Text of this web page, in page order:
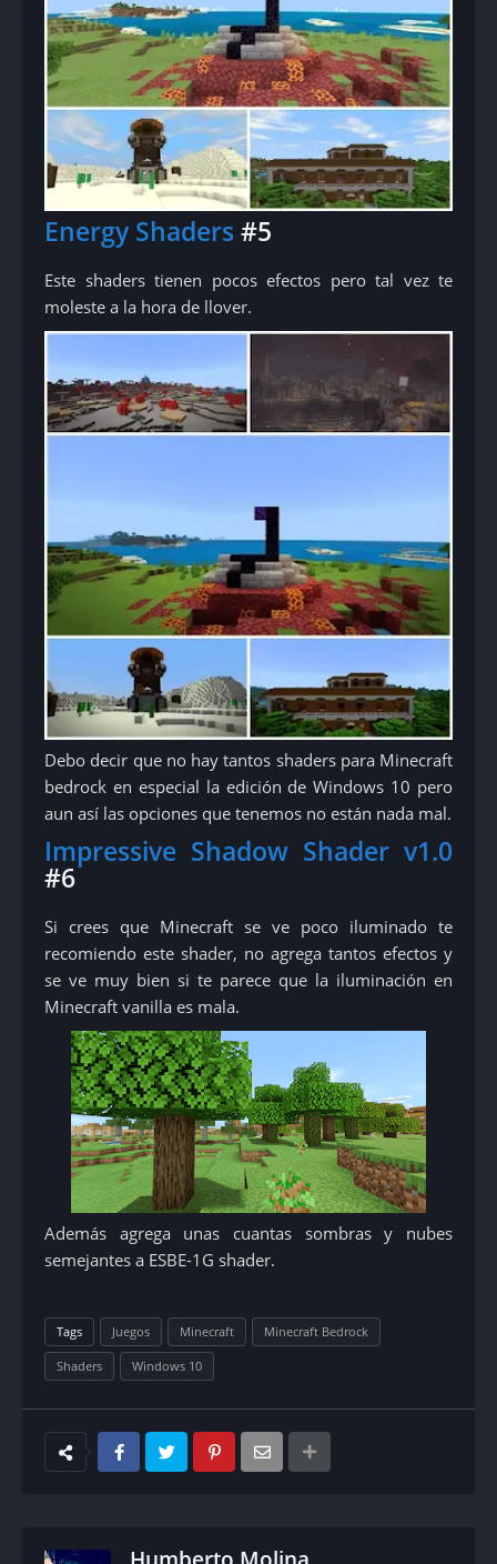
Energy Shaders#5
Este shaders tienen pocos efectos pero tal vez te
moleste a la hora de llover.
Debo decir que no hay tantos shaders para Minecraft
bedrock en especial la edición de Windows 10 pero
aun así las opciones que tenemos no están nada mal.
Impressive Shadow Shader v1.0
#6
Si crees que Minecraft se ve poco iluminado te
recomiendo este shader, no agrega tantos efectos y
se ve muy bien si te parece que la iluminación en
Minecraft vanilla es mala.
Además agrega unas cuantas sombras y nubes
semejantes a ESBE-1G shader.
Tags Juegos Minecraft Minecraft Bedrock
Shaders Windows 10